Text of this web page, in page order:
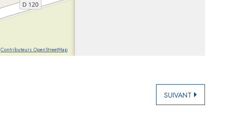
Contributeurs OpenStreetMap
SUIVANT